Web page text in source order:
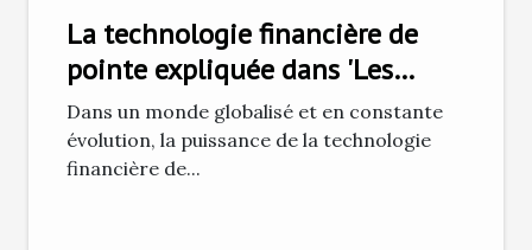
La technologie financière de
pointe expliquée dans 'Les
Essentiels Capital'
Dans un monde globalisé et en constante
évolution, la puissance de la technologie
financière de...